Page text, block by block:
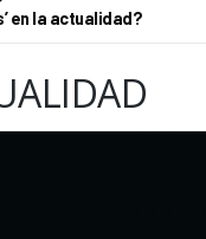
en la actualidad?